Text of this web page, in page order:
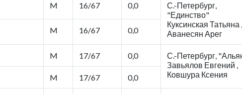
M 16/67 0,0
С.-Петербург,
"Единство"
Куксинская Татьяна ,
Аванесян Арег
M 16/67 0,0
M 17/67 0,0
С.-Петербург,
Завьялов Евгений ,
Ковшура Ксения
M 17/67 0,0